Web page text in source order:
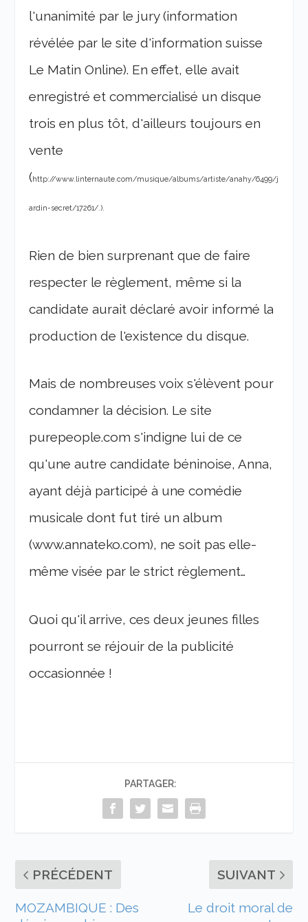
l'unanimité par le jury (information
révélée par le site d'information suisse
Le Matin Online). En effet, elle avait
enregistré et commercialisé un disque
trois en plus tôt, d'ailleurs toujours en
vente
(http://www.linternaute.com/musique/albums/artiste/anahy/6499/j
ardin-secret/17261/.).
Rien de bien surprenant que de faire
respecter le règlement, même si la
candidate aurait déclaré avoir informé la
production de l'existence du disque.
Mais de nombreuses voix s'élèvent pour
condamner la décision. Le site
purepeople.com s'indigne lui de ce
qu'une autre candidate béninoise, Anna,
ayant déjà participé à une comédie
musicale dont fut tiré un album
(www.annateko.com), ne soit pas elle-
même visée par le strict règlement…
Quoi qu'il arrive, ces deux jeunes filles
pourront se réjouir de la publicité
occasionnée !
PARTAGER:
PRÉCÉDENT
MOZAMBIQUE : Des
SUIVANT
Le droit moral de